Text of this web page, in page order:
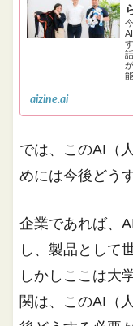
aizine.ai
では、このAI（
めには今後どう
企業であれば、
し、製品として
しかしここは大
関は、このAI（